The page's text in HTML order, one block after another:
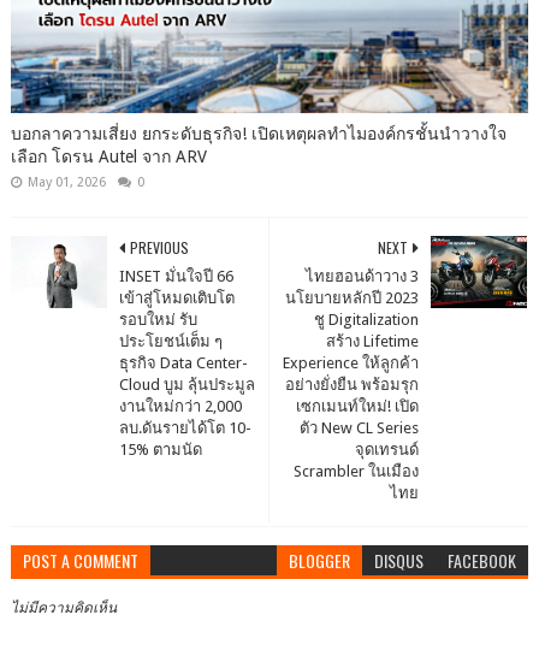
บอกลาความเสี่ยง ยกระดับธุรกิจ! เปิดเหตุผลทำไมองค์กรชั้นนำวางใจ
เลือก โดรน Autel จาก ARV
May 01, 2026 0
NEXT
ไทยฮอนด้าวาง 3
นโยบายหลักปี 2023
ชู Digitalization
สร้าง Lifetime
Experience ให้ลูกค้า
อย่างยั่งยืน พร้อมรุก
เซกเมนท์ใหม่! เปิด
ตัว New CL Series
จุดเทรนด์
Scrambler ในเมือง
ไทย
PREVIOUS
INSET มั่นใจปี 66
เข้าสู่โหมดเติบโต
รอบใหม่ รับ
ประโยชน์เต็ม ๆ
ธุรกิจ Data Center-
Cloud บูม ลุ้นประมูล
งานใหม่กว่า 2,000
ลบ.ดันรายได้โต 10-
15% ตามนัด
POST A COMMENT BLOGGER DISQUS FACEBOOK
ไม่มีความคิดเห็น